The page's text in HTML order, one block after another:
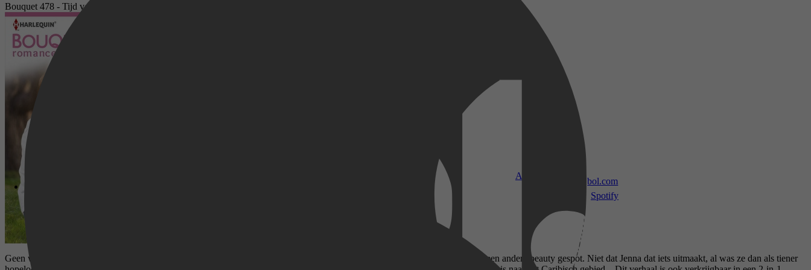
Apple TV
bol.com
Spotify
Bouquet 478 - Tijd voor een flirt
Geen wonder dat Cabe Jordan de lieveling is van de media. De adembenemend knappe miljardair wordt elke maand weer met een andere beauty gespot. Niet dat Jenna dat iets uitmaakt, al was ze dan als tiener